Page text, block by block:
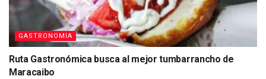
GASTRONOMIA
Ruta Gastronómica busca al mejor tumbarrancho de
Maracaibo